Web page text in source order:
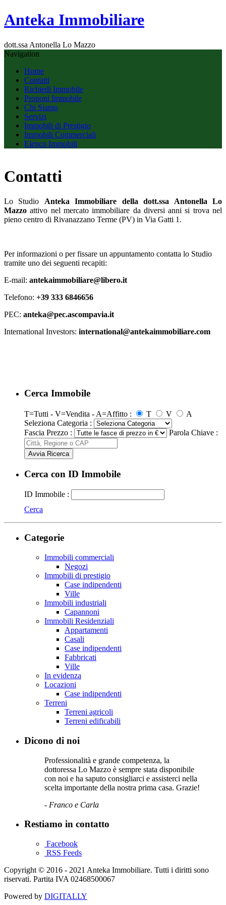
Anteka Immobiliare
dott.ssa Antonella Lo Mazzo
Navigation
Home
Contatti
Richiedi Immobile
Proponi Immobile
Chi Siamo
Servizi
Immobili di Prestigio
Immobili Commerciali
Elenco Immobili
Contatti
Lo Studio Anteka Immobiliare della dott.ssa Antonella Lo
Mazzo attivo nel mercato immobiliare da diversi anni si trova nel
pieno centro di Rivanazzano Terme (PV) in Via Gatti 1.
Per informazioni o per fissare un appuntamento contatta lo Studio
tramite uno dei seguenti recapiti:
E-mail: antekaimmobiliare@libero.it
Telefono: +39 333 6846656
PEC: anteka@pec.ascompavia.it
International Investors: international@antekaimmobiliare.com
Cerca Immobile
T=Tutti - V=Vendita - A=Affitto : T V
A
Seleziona Categoria :
Fascia Prezzo :
Parola Chiave :
Avvia Ricerca
Cerca con ID Immobile
ID Immobile :
Cerca
Categorie
Immobili commerciali
Negozi
Immobili di prestigio
Case indipendenti
Ville
Immobili industriali
Capannoni
Immobili Residenziali
Appartamenti
Casali
Case indipendenti
Fabbricati
Ville
In evidenza
Locazioni
Case indipendenti
Terreni
Terreni agricoli
Terreni edificabili
Dicono di noi
Professionalità e grande competenza, la
dottoressa Lo Mazzo è sempre stata disponibile
con noi e ha saputo consigliarci e assisterci nella
scelta importante della nostra prima casa. Grazie!
- Franco e Carla
Restiamo in contatto
Facebook
RSS Feeds
Copyright © 2016 - 2021 Anteka Immobiliare. Tutti i diritti sono
riservati. Partita IVA 02468500067
Powered by DIGITALLY